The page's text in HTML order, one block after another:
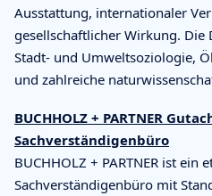
Ausstattung, internationaler
gesellschaftlicher Wirkung. Die
Stadt- und Umweltsoziologie,
und zahlreiche
BUCHHOLZ + PARTNER
Sachverständigenbüro
BUCHHOLZ + PARTNER ist ein
Sachverständigenbüro mit